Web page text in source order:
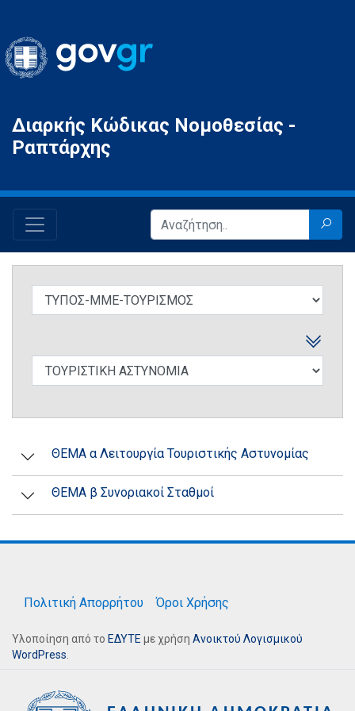
Gov.gr
Διαρκής Κώδικας Νομοθεσίας -
Ραπτάρχης
ΘΕΜΑ α Λειτουργία Τουριστικής Αστυνομίας
ΘΕΜΑ β Συνοριακοί Σταθμοί
Πολιτική Απορρήτου Όροι Χρήσης
Υλοποίηση από το ΕΔΥΤΕ με χρήση Ανοικτού Λογισμικού
WordPress.